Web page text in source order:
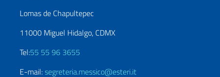
Lomas de Chapultepec
11000 Miguel Hidalgo, CDMX
Tel:55 55 96 3655
E-mail:segreteria.messico@esteri.it